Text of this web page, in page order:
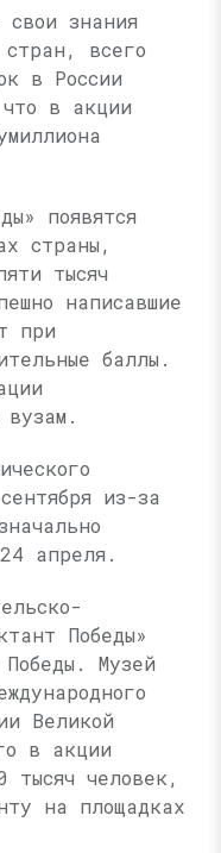
знания
всего
в России
в акции
появятся
страны,
тысяч
написавшие
при
баллы.
из-за
апреля.
Победы»
Музей
Великой
в акции
тысяч человек,
на площадках